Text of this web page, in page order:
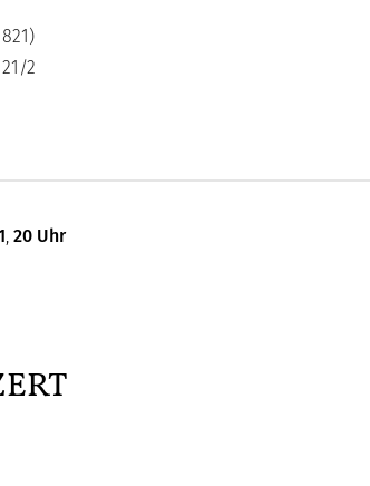
2
, 20 Uhr